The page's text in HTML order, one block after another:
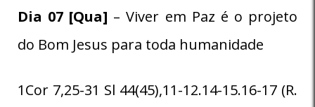
Dia 07 [Qua] – Viver em Paz é o projeto
do Bom Jesus para toda humanidade
1Cor 7,25-31 Sl 44(45),11-12.14-15.16-17 (R.